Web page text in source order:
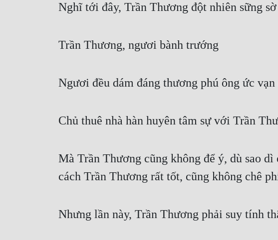
Nghĩ tới đây, Trần Thương đột nhiên sững sờ
Trần Thương, ngươi bành trướng
Ngươi đều dám đáng thương phú ông ức vạn
Chủ thuê nhà hàn huyên tâm sự với Trần
Mà Trần Thương cũng không để ý, dù sao
cách Trần Thương rất tốt, cũng không chê
Nhưng lần này, Trần Thương phải suy tính